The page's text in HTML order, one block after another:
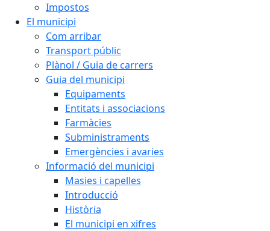
Impostos
El municipi
Com arribar
Transport públic
Plànol / Guia de carrers
Guia del municipi
Equipaments
Entitats i associacions
Farmàcies
Subministraments
Emergències i avaries
Informació del municipi
Masies i capelles
Introducció
Història
El municipi en xifres